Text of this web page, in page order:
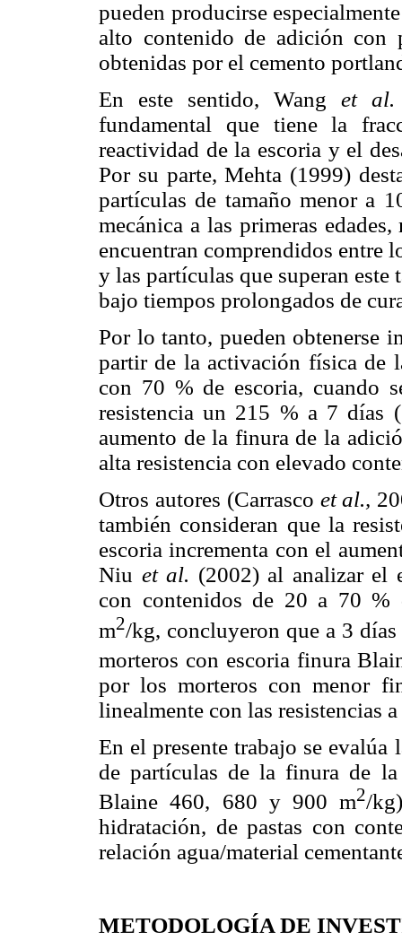
pueden producirse
alto contenido de adición con
obtenidas por el cemento
En este sentido, Wang et al.
fundamental que tiene la
reactividad de la escoria y el
Por su parte, Mehta (1999)
partículas de tamaño menor a
mecánica a las primeras
encuentran comprendidos entre
y las partículas que superan este
bajo tiempos prolongados de
Por lo tanto, pueden obtenerse
partir de la activación física de
con 70 % de escoria, cuando
resistencia un 215 % a 7
aumento de la finura de la
alta resistencia con elevado
Otros autores (Carrasco et al.,
también consideran que la
escoria incrementa con el
Niu et al. (2002) al analizar el
con contenidos de 20 a 70 %
m2/kg, concluyeron que a 3
morteros con escoria finura
por los morteros con menor
linealmente con las resistencias
En el presente trabajo se
de partículas de la finura de
Blaine 460, 680 y 900 m2/
hidratación, de pastas con
relación agua/material
METODOLOGÍA DE